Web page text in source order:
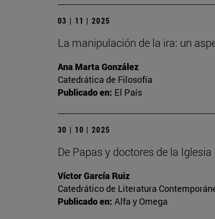
03 | 11 | 2025
La manipulación de la ira: un
Ana Marta González
Catedrática de Filosofía
Publicado en: El País
30 | 10 | 2025
De Papas y doctores de la Iglesia
Víctor García Ruiz
Catedrático de Literatura
Publicado en: Alfa y Omega